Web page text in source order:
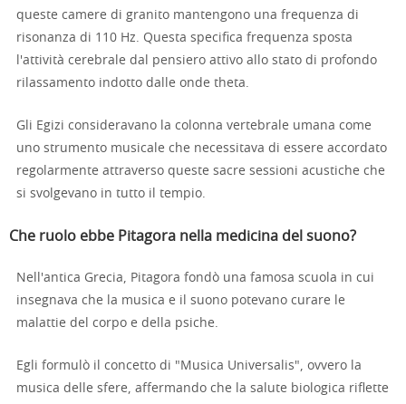
queste camere di granito mantengono una frequenza di
risonanza di 110 Hz. Questa specifica frequenza sposta
l'attività cerebrale dal pensiero attivo allo stato di profondo
rilassamento indotto dalle onde theta.
Gli Egizi consideravano la colonna vertebrale umana come
uno strumento musicale che necessitava di essere accordato
regolarmente attraverso queste sacre sessioni acustiche che
si svolgevano in tutto il tempio.
Che ruolo ebbe Pitagora nella medicina del suono?
Nell'antica Grecia, Pitagora fondò una famosa scuola in cui
insegnava che la musica e il suono potevano curare le
malattie del corpo e della psiche.
Egli formulò il concetto di "Musica Universalis", ovvero la
musica delle sfere, affermando che la salute biologica riflette